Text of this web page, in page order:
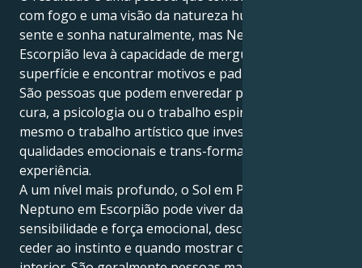
com fogo e uma visão da natureza humana. Peixes
sente e sonha naturalmente, mas Neptuno em
Escorpião leva à capacidade de mergulhar abaixo da
superfície e encontrar motivos e padrões ocultos.
São pessoas que podem enveredar por áreas como a
cura, a psicologia ou o trabalho espiritual, ou até
mesmo o trabalho artístico que investiga as
qualidades emocionais e trans-formativas da
experiência.
A um nível mais profundo, o Sol em Peixes com
Neptuno em Escorpião pode viver da combinação de
sensibilidade e força emocional, descobrindo quando
ceder ao instinto e quando mostrar o seu poder